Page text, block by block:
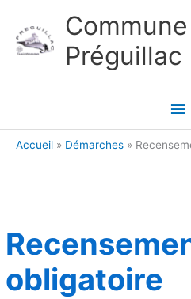
Préguillac
Accueil Démarches
obligatoire